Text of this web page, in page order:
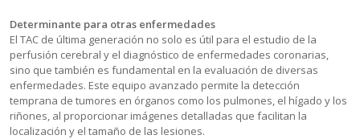
Determinante para otras enfermedades
El TAC de última generación no solo es útil para el estudio de la
perfusión cerebral y el diagnóstico de enfermedades coronarias,
sino que también es fundamental en la evaluación de diversas
enfermedades. Este equipo avanzado permite la detección
temprana de tumores en órganos como los pulmones, el hígado y los
riñones, al proporcionar imágenes detalladas que facilitan la
localización y el tamaño de las lesiones.